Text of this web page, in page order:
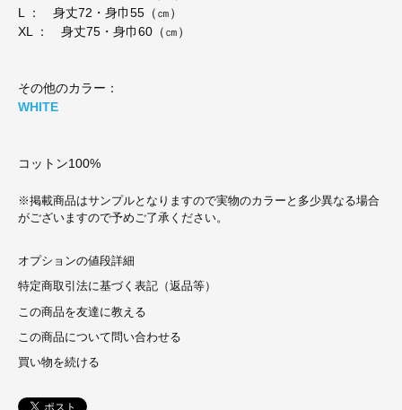
L ： 身丈72・身巾55（㎝）
XL ： 身丈75・身巾60（㎝）
その他のカラー：
WHITE
コットン100%
※掲載商品はサンプルとなりますので実物のカラーと多少異なる場合
がございますので予めご了承ください。
オプションの値段詳細
特定商取引法に基づく表記（返品等）
この商品を友達に教える
この商品について問い合わせる
買い物を続ける